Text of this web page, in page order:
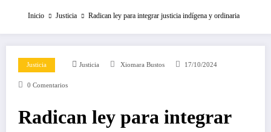
Inicio Justicia Radican ley para integrar justicia indígena y ordinaria
Justicia Justicia Xiomara Bustos 17/10/2024
0 Comentarios
Radican ley para integrar